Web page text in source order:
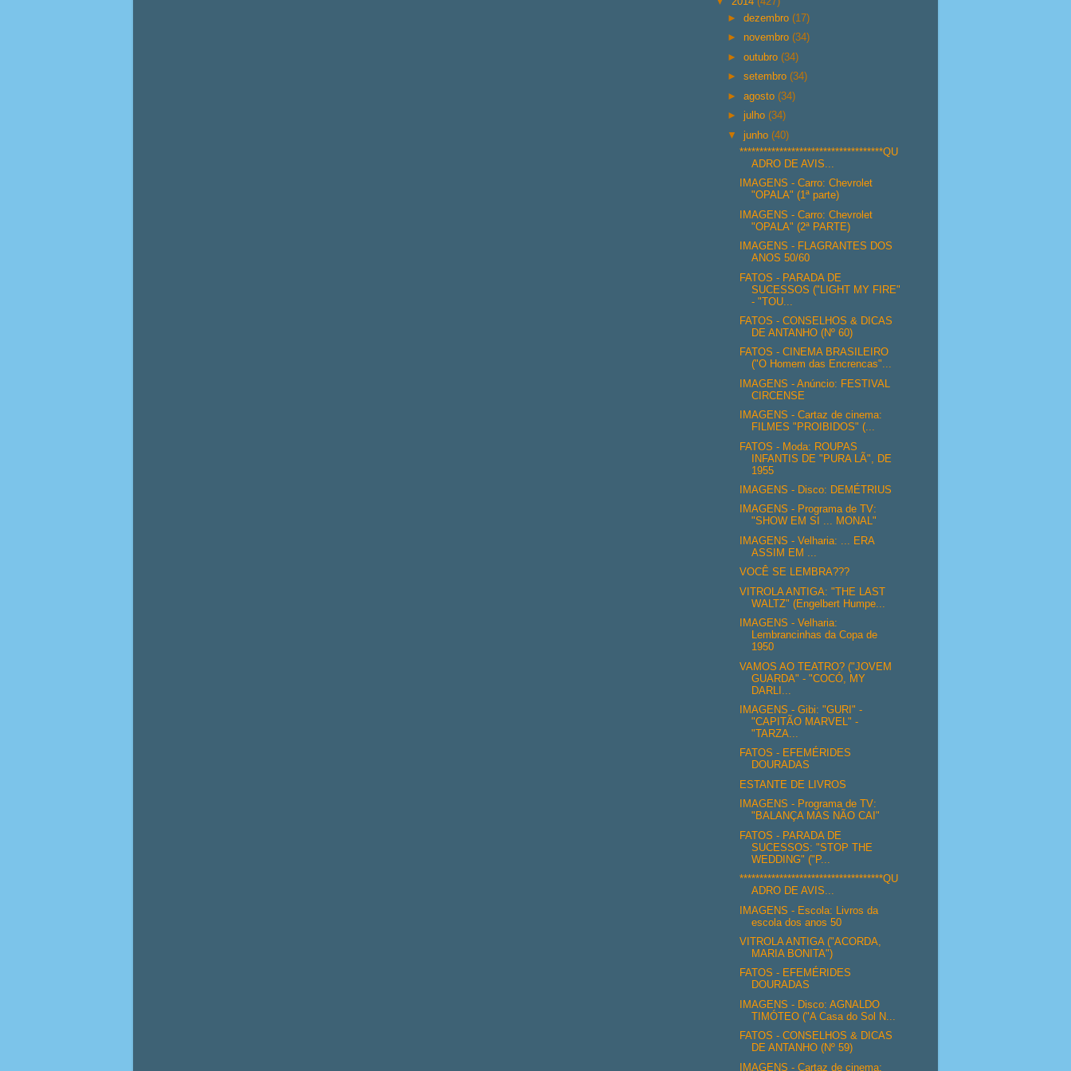
►dezembro(17)
► novembro(34)
►outubro(34)
►setembro(34)
►agosto(34)
►julho(34)
▼junho(40)
************************************QU
ADRO DE AVIS...
IMAGENS - Carro: Chevrolet
"OPALA" (1ª parte)
IMAGENS - Carro: Chevrolet
"OPALA" (2ª PARTE)
IMAGENS - FLAGRANTES DOS
ANOS 50/60
FATOS - PARADA DE
SUCESSOS ("LIGHT MY FIRE"
- "TOU...
FATOS - CONSELHOS & DICAS
DE ANTANHO (Nº 60)
FATOS - CINEMA BRASILEIRO
("O Homem das Encrencas"...
IMAGENS - Anúncio: FESTIVAL
CIRCENSE
IMAGENS - Cartaz de cinema:
FILMES "PROIBIDOS" (...
FATOS - Moda: ROUPAS
INFANTIS DE "PURA LÃ", DE
1955
IMAGENS - Disco: DEMÉTRIUS
IMAGENS - Programa de TV:
"SHOW EM SI ... MONAL"
IMAGENS - Velharia: ... ERA
ASSIM EM ...
VOCÊ SE LEMBRA???
VITROLA ANTIGA: "THE LAST
WALTZ" (Engelbert Humpe...
IMAGENS - Velharia:
Lembrancinhas da Copa de
1950
VAMOS AO TEATRO? ("JOVEM
GUARDA" - "COCÓ, MY
DARLI...
IMAGENS - Gibi: "GURI" -
"CAPITÃO MARVEL" -
"TARZA...
FATOS - EFEMÉRIDES
DOURADAS
ESTANTE DE LIVROS
IMAGENS - Programa de TV:
"BALANÇA MAS NÃO CAI"
FATOS - PARADA DE
SUCESSOS: "STOP THE
WEDDING" ("P...
************************************QU
ADRO DE AVIS...
IMAGENS - Escola: Livros da
escola dos anos 50
VITROLA ANTIGA ("ACORDA,
MARIA BONITA")
FATOS - EFEMÉRIDES
DOURADAS
IMAGENS - Disco: AGNALDO
TIMÓTEO ("A Casa do Sol N...
FATOS - CONSELHOS & DICAS
DE ANTANHO (Nº 59)
IMAGENS - Cartaz de cinema: